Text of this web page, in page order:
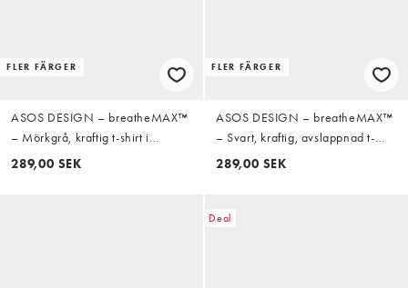
FLER FÄRGER
ASOS DESIGN – breatheMAX™
– Mörkgrå, kraftig t-shirt i
oversize och bomullsmix med
289,00 SEK
FLER FÄRGER
ASOS DESIGN – breatheMAX™
– Svart, kraftig, avslappnad t-
shirt med långa ärmar av
289,00 SEK
Deal